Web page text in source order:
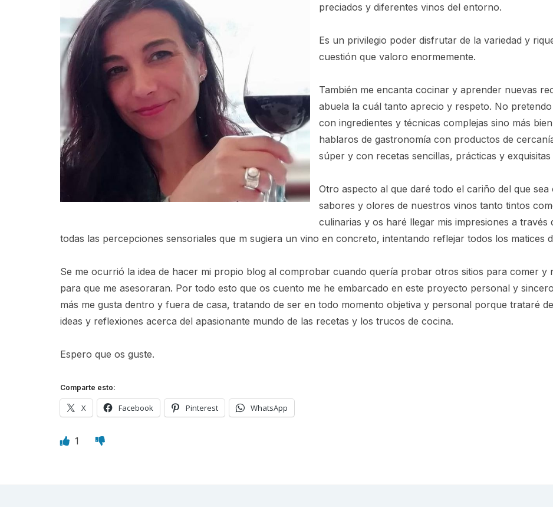
preciados y diferentes vinos del entorno.
Es un privilegio poder disfrutar de la variedad y
cuestión que valoro enormemente.
También me encanta cocinar y aprender nuevas
abuela la cuál tanto aprecio y respeto. No
con ingredientes y técnicas complejas sino más
hablaros de gastronomía con productos de
súper y con recetas sencillas, prácticas y
Otro aspecto al que daré todo el cariño del que
sabores y olores de nuestros vinos tanto tintos
culinarias y os haré llegar mis impresiones a
todas las percepciones sensoriales que m sugiera un vino en concreto, intentando reflejar todos los matices
Se me ocurrió la idea de hacer mi propio blog al comprobar cuando quería probar otros sitios para comer
para que me asesoraran. Por todo esto que os cuento me he embarcado en este proyecto personal y
más me gusta dentro y fuera de casa, tratando de ser en todo momento objetiva y personal porque trataré
ideas y reflexiones acerca del apasionante mundo de las recetas y los trucos de cocina.
Espero que os guste.
Comparte esto:
X Facebook Pinterest WhatsApp
1